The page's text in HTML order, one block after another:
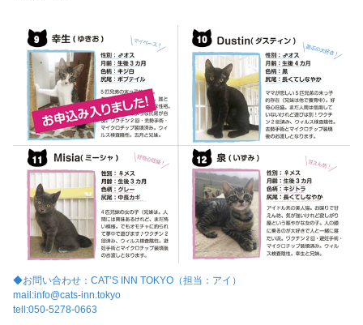
◆お問い合わせ：CAT’S INN TOKYO（担当：アイ）
mail:info@cats-inn.tokyo
tell:050-5278-0663